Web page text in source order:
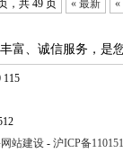
，共 49 页 « 最新 «
富、诚信服务，是
115
站建设 - 沪ICP备